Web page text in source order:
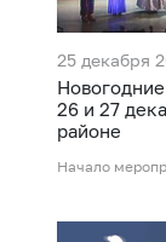
25 декабря
26 и 27
районе
Начало